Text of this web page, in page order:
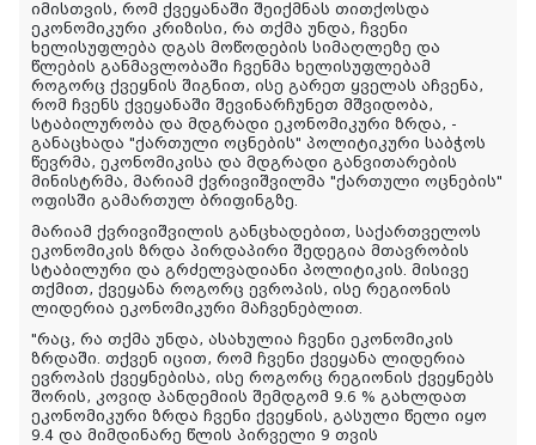
იმისთვის, რომ ქვეყანაში შეიქმნას თითქოსდა
ეკონომიკური კრიზისი, რა თქმა უნდა, ჩვენი
ხელისუფლება დგას მოწოდების სიმაღლეზე და
წლების განმავლობაში ჩვენმა ხელისუფლებამ
როგორც ქვეყნის შიგნით, ისე გარეთ ყველას აჩვენა,
რომ ჩვენს ქვეყანაში შევინარჩუნეთ მშვიდობა,
სტაბილურობა და მდგრადი ეკონომიკური ზრდა, -
განაცხადა "ქართული ოცნების" პოლიტიკური საბჭოს
წევრმა, ეკონომიკისა და მდგრადი განვითარების
მინისტრმა, მარიამ ქვრივიშვილმა "ქართული ოცნების"
ოფისში გამართულ ბრიფინგზე.
მარიამ ქვრივიშვილის განცხადებით, საქართველოს
ეკონომიკის ზრდა პირდაპირი შედეგია მთავრობის
სტაბილური და გრძელვადიანი პოლიტიკის. მისივე
თქმით, ქვეყანა როგორც ევროპის, ისე რეგიონის
ლიდერია ეკონომიკური მაჩვენებლით.
"რაც, რა თქმა უნდა, ასახულია ჩვენი ეკონომიკის
ზრდაში. თქვენ იცით, რომ ჩვენი ქვეყანა ლიდერია
ევროპის ქვეყნებისა, ისე როგორც რეგიონის ქვეყნებს
შორის, კოვიდ პანდემიის შემდგომ 9.6 % გახლდათ
ეკონომიკური ზრდა ჩვენი ქვეყნის, გასული წელი იყო
9.4 და მიმდინარე წლის პირველი 9 თვის